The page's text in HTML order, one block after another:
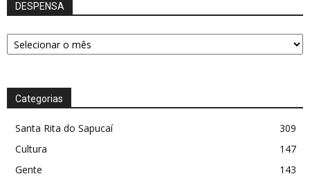
DESPENSA
DESPENSA
Categorias
Santa Rita do Sapucaí
309
Cultura
147
Gente
143